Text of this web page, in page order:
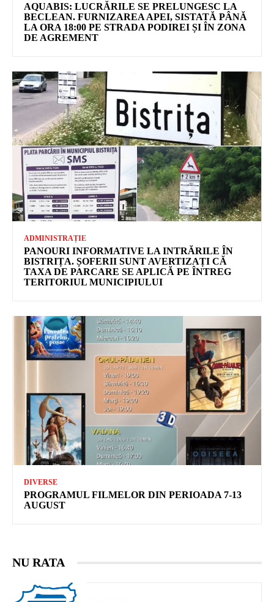
AQUABIS: LUCRĂRILE SE PRELUNGESC LA
BECLEAN. FURNIZAREA APEI, SISTATĂ PÂNĂ
LA ORA 18:00 PE STRADA PODIREI ȘI ÎN ZONA
DE AGREMENT
ADMINISTRAȚIE
PANOURI INFORMATIVE LA INTRĂRILE ÎN
BISTRIȚA. ȘOFERII SUNT AVERTIZAȚI CĂ
TAXA DE PARCARE SE APLICĂ PE ÎNTREG
TERITORIUL MUNICIPIULUI
DIVERSE
PROGRAMUL FILMELOR DIN PERIOADA 7-13
AUGUST
NU RATA